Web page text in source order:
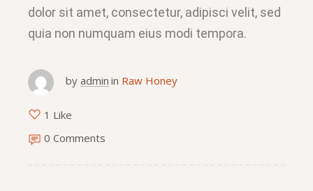
dolor sit amet, consectetur, adipisci velit, sed
quia non numquam eius modi tempora.
by admin in Raw Honey
1 Like
0 Comments